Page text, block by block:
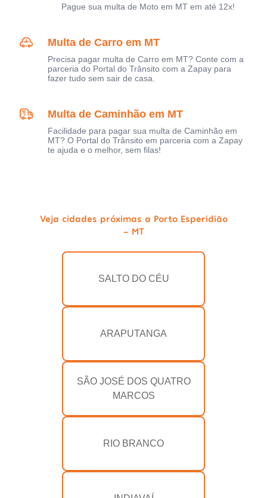
Pague sua multa de Moto em MT em até 12x!
Multa de Carro em MT
Precisa pagar multa de Carro em MT? Conte com a
parceria do Portal do Trânsito com a Zapay para
fazer tudo sem sair de casa.
Multa de Caminhão em MT
Facilidade para pagar sua multa de Caminhão em
MT? O Portal do Trânsito em parceria com a Zapay
te ajuda e o melhor, sem filas!
Veja cidades próximas a Porto Esperidião
- MT
SALTO DO CÉU
ARAPUTANGA
SÃO JOSÉ DOS QUATRO
MARCOS
RIO BRANCO